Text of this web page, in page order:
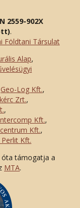
2559-902X
.
Földtani Társulat
Alap,
Geo-Log Kft.,
Zrt.,
,
Kft.,
Kft.,
Kft.
óta támogatja a
MTA.